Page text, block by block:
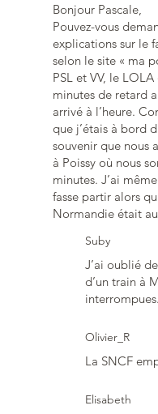
Bonjour Pascale,
Pouvez-vous
explications sur le
selon le site « ma
PSL et VV, le
minutes de retard
arrivé à l’heure.
que j’étais à bord
souvenir que nous
à Poissy où nous
minutes. J’ai
fasse partir alors
Normandie était
Suby
J’ai oublié
d’un train à
interrompues.
Olivier_R
La SNCF
Elisabeth